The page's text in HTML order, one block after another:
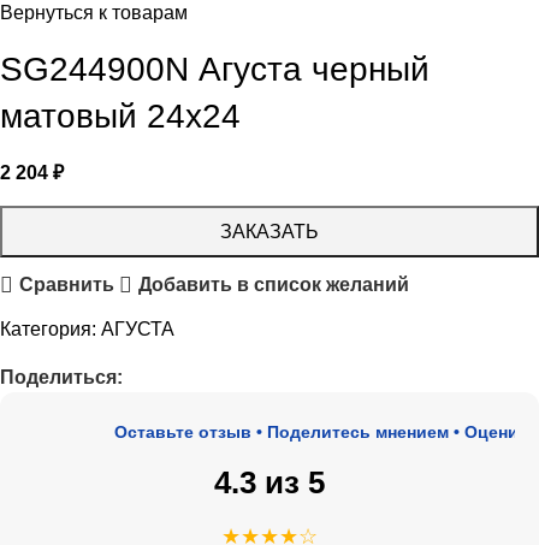
Вернуться к товарам
SG244900N Агуста черный
матовый 24х24
2 204 ₽
ЗАКАЗАТЬ
Сравнить Добавить в список желаний
Категория: АГУСТА
Поделиться:
Оставьте отзыв • Поделитесь мнением • Оцените
4.3 из 5
★★★★☆